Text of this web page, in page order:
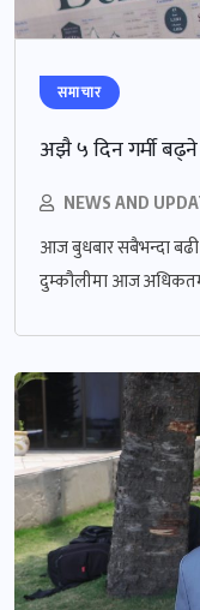
समाचार
अझै ५ दिन गर्मी
NEWS AND
आज बुधबार सबैभन्दा
दुम्कौलीमा आज अधिकतम